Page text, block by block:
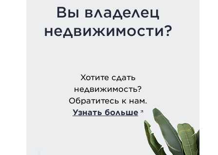
Вы владелец
недвижимости?
Хотите сдать
недвижимость?
Обратитесь к нам.
Узнать больше